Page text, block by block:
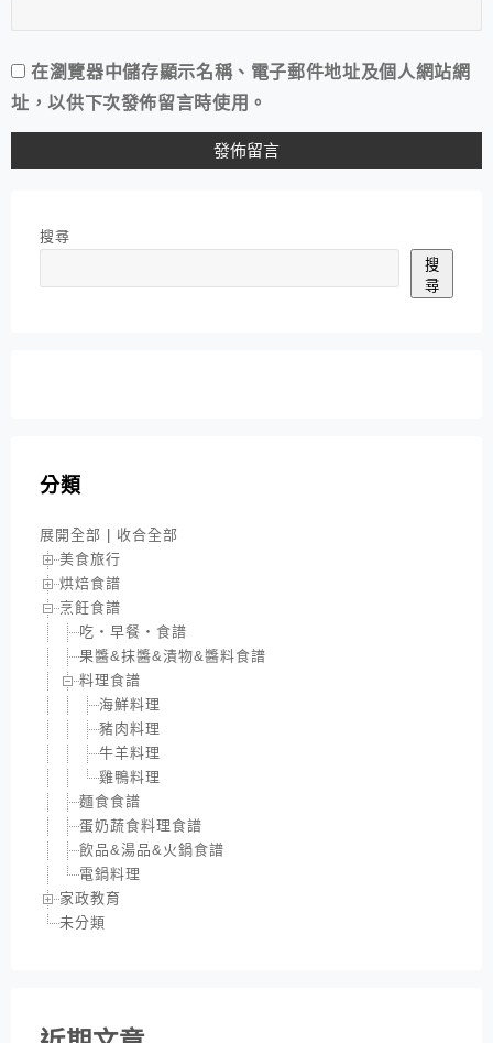
在瀏覽器中儲存顯示名稱、電子郵件地址及個人網站網
址，以供下次發佈留言時使用。
搜尋
搜
尋
分類
展開全部
收合全部
美食旅行
烘焙食譜
烹飪食譜
吃‧早餐‧食譜
果醬&抹醬&漬物&醬料食譜
料理食譜
海鮮料理
豬肉料理
牛羊料理
雞鴨料理
麵食食譜
蛋奶蔬食料理食譜
飲品&湯品&火鍋食譜
電鍋料理
家政教育
未分類